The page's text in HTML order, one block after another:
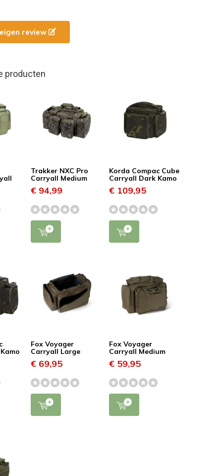
review
producten
Trakker NXC Pro
Carryall Medium
€ 94,99
Korda Compac Cube
Carryall Dark Kamo
€ 109,95
Fox Voyager
Carryall Large
€ 69,95
Fox Voyager
Carryall Medium
€ 59,95